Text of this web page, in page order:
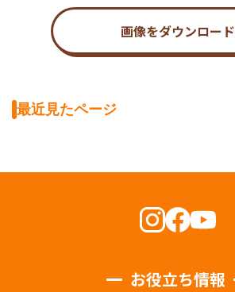
画像をダウンロード
最近見たページ
お役立ち情報